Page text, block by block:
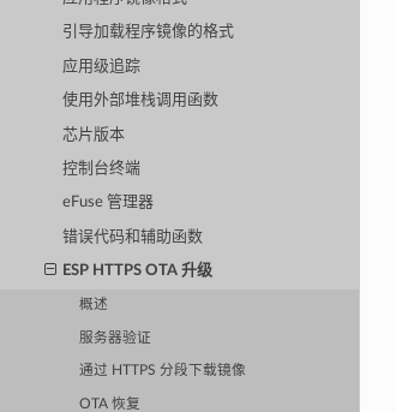
引导加载程序镜像的格式
应用级追踪
使用外部堆栈调用函数
芯片版本
控制台终端
eFuse 管理器
错误代码和辅助函数
ESP HTTPS OTA 升级
概述
服务器验证
通过 HTTPS 分段下载镜像
OTA 恢复